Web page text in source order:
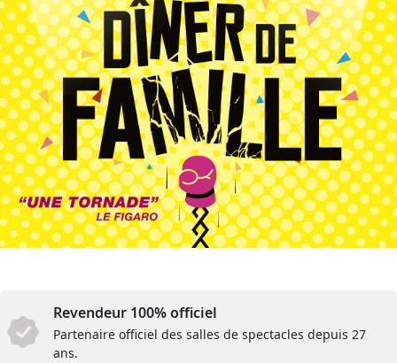
Revendeur 100% officiel
Partenaire officiel des salles de spectacles depuis 27
ans.